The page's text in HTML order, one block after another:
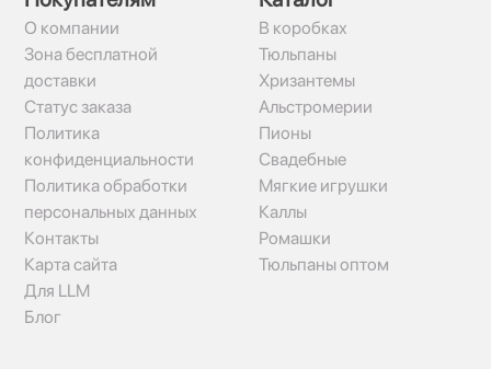
О компании
Зона бесплатной
доставки
Статус заказа
Политика
конфиденциальности
Политика обработки
персональных данных
Контакты
Карта сайта
Для LLM
Блог
В коробках
Тюльпаны
Хризантемы
Альстромерии
Пионы
Свадебные
Мягкие игрушки
Каллы
Ромашки
Тюльпаны оптом